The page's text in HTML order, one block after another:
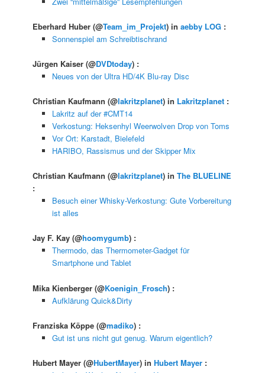
Eberhard Huber(@Team_im_Projekt) inaebby LOG :
Sonnenspiel am Schreibtischrand
Jürgen Kaiser(@DVDtoday) :
Neues von der Ultra HD/4K Blu-ray Disc
Christian Kaufmann(@lakritzplanet) in Lakritzplanet :
Lakritz auf der #CMT14
Verkostung: Heksenhyl Weerwolven Drop von Toms
Vor Ort: Karstadt, Bielefeld
HARIBO, Rassismus und der Skipper Mix
Christian Kaufmann(@lakritzplanet) inThe BLUELINE
:
Besuch einer Whisky-Verkostung: Gute Vorbereitung
ist alles
Jay F. Kay(@hoomygumb) :
Thermodo, das Thermometer-Gadget für
Smartphone und Tablet
Mika Kienberger(@Koenigin_Frosch) :
Aufklärung Quick&Dirty
Franziska Köppe(@madiko) :
Gut ist uns nicht gut genug. Warum eigentlich?
Hubert Mayer(@HubertMayer) inHubert Mayer :